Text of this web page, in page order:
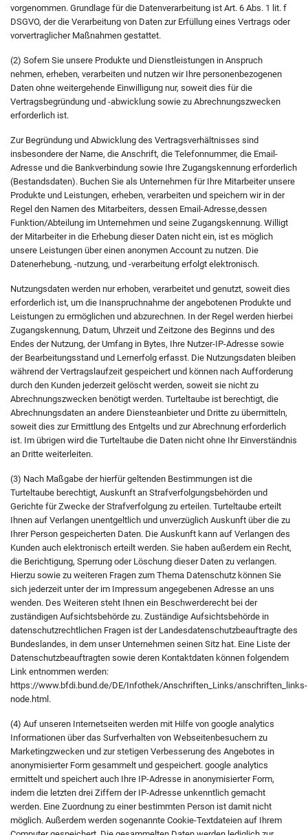
vorgenommen. Grundlage für die Datenverarbeitung ist Art. 6 Abs. 1 lit. f
DSGVO, der die Verarbeitung von Daten zur Erfüllung eines Vertrags oder
vorvertraglicher Maßnahmen gestattet.
(2) Sofern Sie unsere Produkte und Dienstleistungen in Anspruch
nehmen, erheben, verarbeiten und nutzen wir Ihre personenbezogenen
Daten ohne weitergehende Einwilligung nur, soweit dies für die
Vertragsbegründung und -abwicklung sowie zu Abrechnungszwecken
erforderlich ist.
Zur Begründung und Abwicklung des Vertragsverhältnisses sind
insbesondere der Name, die Anschrift, die Telefonnummer, die Email-
Adresse und die Bankverbindung sowie Ihre Zugangskennung erforderlich
(Bestandsdaten). Buchen Sie als Unternehmen für Ihre Mitarbeiter unsere
Produkte und Leistungen, erheben, verarbeiten und speichern wir in der
Regel den Namen des Mitarbeiters, dessen Email-Adresse,dessen
Funktion/Abteilung im Unternehmen und seine Zugangskennung. Willigt
der Mitarbeiter in die Erhebung dieser Daten nicht ein, ist es möglich
unsere Leistungen über einen anonymen Account zu nutzen. Die
Datenerhebung, -nutzung, und -verarbeitung erfolgt elektronisch.
Nutzungsdaten werden nur erhoben, verarbeitet und genutzt, soweit dies
erforderlich ist, um die Inanspruchnahme der angebotenen Produkte und
Leistungen zu ermöglichen und abzurechnen. In der Regel werden hierbei
Zugangskennung, Datum, Uhrzeit und Zeitzone des Beginns und des
Endes der Nutzung, der Umfang in Bytes, Ihre Nutzer-IP-Adresse sowie
der Bearbeitungsstand und Lernerfolg erfasst. Die Nutzungsdaten bleiben
während der Vertragslaufzeit gespeichert und können nach Aufforderung
durch den Kunden jederzeit gelöscht werden, soweit sie nicht zu
Abrechnungszwecken benötigt werden. Turteltaube ist berechtigt, die
Abrechnungsdaten an andere Diensteanbieter und Dritte zu übermitteln,
soweit dies zur Ermittlung des Entgelts und zur Abrechnung erforderlich
ist. Im übrigen wird die Turteltaube die Daten nicht ohne Ihr Einverständnis
an Dritte weiterleiten.
(3) Nach Maßgabe der hierfür geltenden Bestimmungen ist die
Turteltaube berechtigt, Auskunft an Strafverfolgungsbehörden und
Gerichte für Zwecke der Strafverfolgung zu erteilen. Turteltaube erteilt
Ihnen auf Verlangen unentgeltlich und unverzüglich Auskunft über die zu
Ihrer Person gespeicherten Daten. Die Auskunft kann auf Verlangen des
Kunden auch elektronisch erteilt werden. Sie haben außerdem ein Recht,
die Berichtigung, Sperrung oder Löschung dieser Daten zu verlangen.
Hierzu sowie zu weiteren Fragen zum Thema Datenschutz können Sie
sich jederzeit unter der im Impressum angegebenen Adresse an uns
wenden. Des Weiteren steht Ihnen ein Beschwerderecht bei der
zuständigen Aufsichtsbehörde zu. Zuständige Aufsichtsbehörde in
datenschutzrechtlichen Fragen ist der Landesdatenschutzbeauftragte des
Bundeslandes, in dem unser Unternehmen seinen Sitz hat. Eine Liste der
Datenschutzbeauftragten sowie deren Kontaktdaten können folgendem
Link entnommen werden:
https://www.bfdi.bund.de/DE/Infothek/Anschriften_Links/anschriften_links-
node.html.
(4) Auf unseren Internetseiten werden mit Hilfe von google analytics
Informationen über das Surfverhalten von Webseitenbesuchern zu
Marketingzwecken und zur stetigen Verbesserung des Angebotes in
anonymisierter Form gesammelt und gespeichert. google analytics
ermittelt und speichert auch Ihre IP-Adresse in anonymisierter Form,
indem die letzten drei Ziffern der IP-Adresse unkenntlich gemacht
werden. Eine Zuordnung zu einer bestimmten Person ist damit nicht
möglich. Außerdem werden sogenannte Cookie-Textdateien auf Ihrem